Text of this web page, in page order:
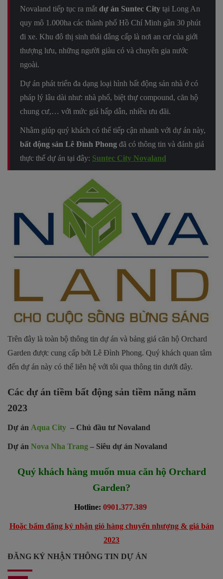
Novaland tiếp tục ra mắt dự án Suntec City tại Long An
quy mô 1.000ha các thành phố Hồ Chí Minh gần 30 phút
đi xe. Khu đô thị sinh thái đẳng cấp là nơi an cư của giới
thượng lưu, những người giàu có và chuyên gia nước
ngoài.
Dự án phát triển đa dạng loại hình bất động sản nhà ở có
pháp lý lâu dài như: nhà phố, biệt thự compound, căn hộ
chung cư,… với mức giá hấp dẫn, nhiều ưu đãi.
Nhằm giúp quý khách có thể tiếp cận nhanh với dự án này,
bất động sản Lê Đình Phong đã có thông tin và đánh giá
thực thế dự án tại đây: Suntec City Novaland
Trên đây là toàn bộ thông tin dự án và bảng giá căn hộ Orchard
Garden được cung cấp bởi Lê Đình Phong. Quý khách quan tâm
đến dự án này có thể liên hệ với tôi qua thông tin dưới đây.
Các dự án tiềm bất động sản tiềm năng năm
2023
Dự án Aqua City – Chủ đầu tư Novaland
Dự án Nova Nha Trang – Siêu dự án Novaland
Quý khách hàng muốn mua căn hộ Orchard
Garden?
Hotline: 0901.377.389
Hoặc bấm đăng ký nhận giỏ hàng chuyển nhượng & giá bán
2023
ĐĂNG KÝ NHẬN THÔNG TIN DỰ ÁN